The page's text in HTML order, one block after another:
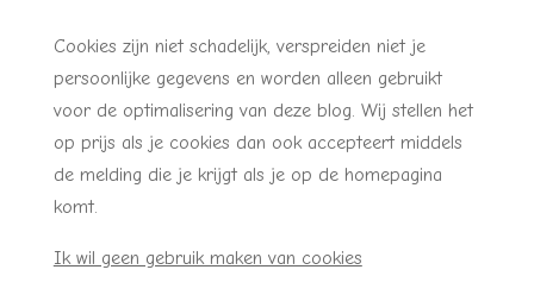
Cookies zijn niet schadelijk, verspreiden niet je
persoonlijke gegevens en worden alleen gebruikt
voor de optimalisering van deze blog. Wij stellen het
op prijs als je cookies dan ook accepteert middels
de melding die je krijgt als je op de homepagina
komt.
Ik wil geen gebruik maken van cookies